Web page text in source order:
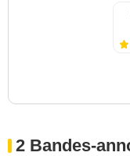
2 Bandes-